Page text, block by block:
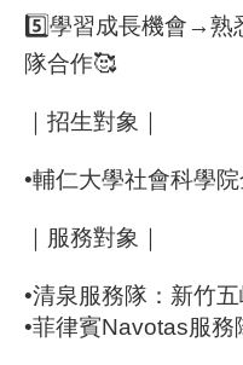
5️⃣學習成長機會→熟
隊合作🥰
｜招生對象｜
•輔仁大學社會科學
｜服務對象｜
•清泉服務隊：新竹
•菲律賓Navotas服